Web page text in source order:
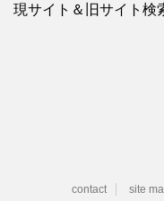
現サイト＆旧サイト検
contact site